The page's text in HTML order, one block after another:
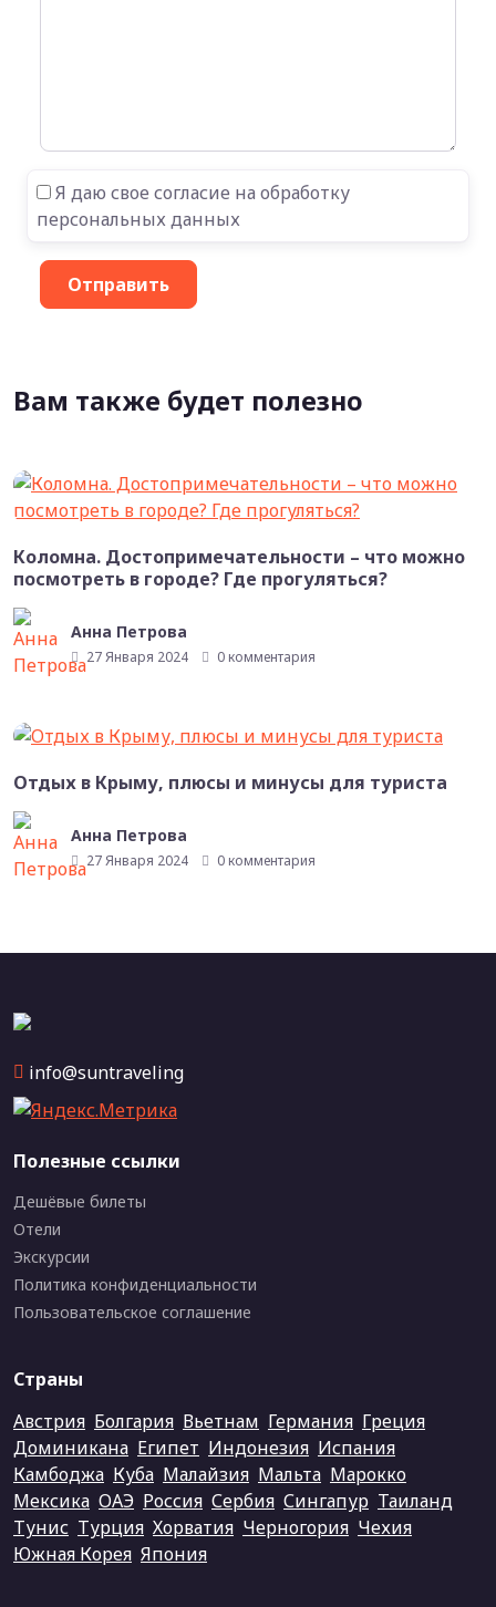
Я даю свое согласие на обработку
персональных данных
Вам также будет полезно
Коломна. Достопримечательности – что можно
посмотреть в городе? Где прогуляться?
Анна Петрова
27 Января 2024 0 комментария
Отдых в Крыму, плюсы и минусы для туриста
Анна Петрова
27 Января 2024 0 комментария
info@suntraveling
Полезные ссылки
Дешёвые билеты
Отели
Экскурсии
Политика конфиденциальности
Пользовательское соглашение
Страны
Австрия Болгария Вьетнам Германия Греция
Доминикана Египет Индонезия Испания
Камбоджа Куба Малайзия Мальта Марокко
Мексика ОАЭ Россия Сербия Сингапур Таиланд
Тунис Турция Хорватия Черногория Чехия
Южная Корея Япония